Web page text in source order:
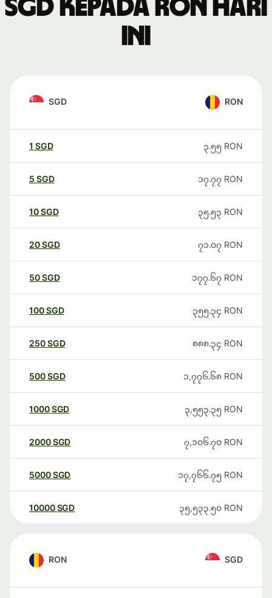
SGD kepada RON hari
ini
SGD RON
1 SGD ၃.၅၅ RON
5 SGD ၁၇.၇၇ RON
10SGD ၃၅.၅၃ RON
20SGD ၇၁.၀၇ RON
50SGD ၁၇၇.၆၇ RON
100SGD ၃၅၅.၃၄ RON
250SGD ၈၈၈.၃၄ RON
500SGD ၁,၇၇၆.၆၈ RON
1000SGD ၃,၅၅၃.၃၅ RON
2000SGD ၇,၁၀၆.၇၀ RON
5000SGD ၁၇,၇၆၆.၇၅ RON
10000 SGD ၃၅,၅၃၃.၅၀ RON
RON SGD